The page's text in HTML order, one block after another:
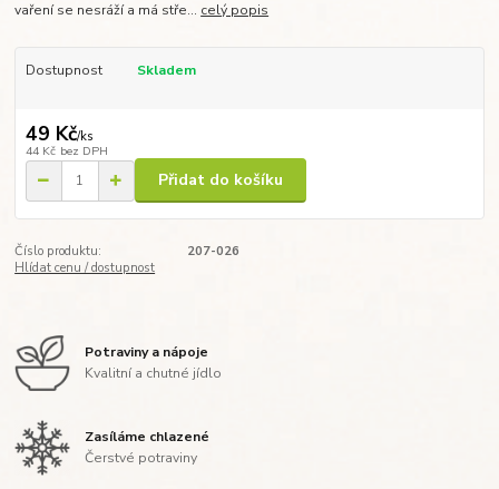
vaření se nesráží a má stře... celý popis
Dostupnost Skladem
49 Kč/ks
44 Kč bez DPH
Přidat do košíku
Číslo produktu:
207-026
Hlídat cenu / dostupnost
Potraviny a nápoje
Kvalitní a chutné jídlo
Zasíláme chlazené
Čerstvé potraviny